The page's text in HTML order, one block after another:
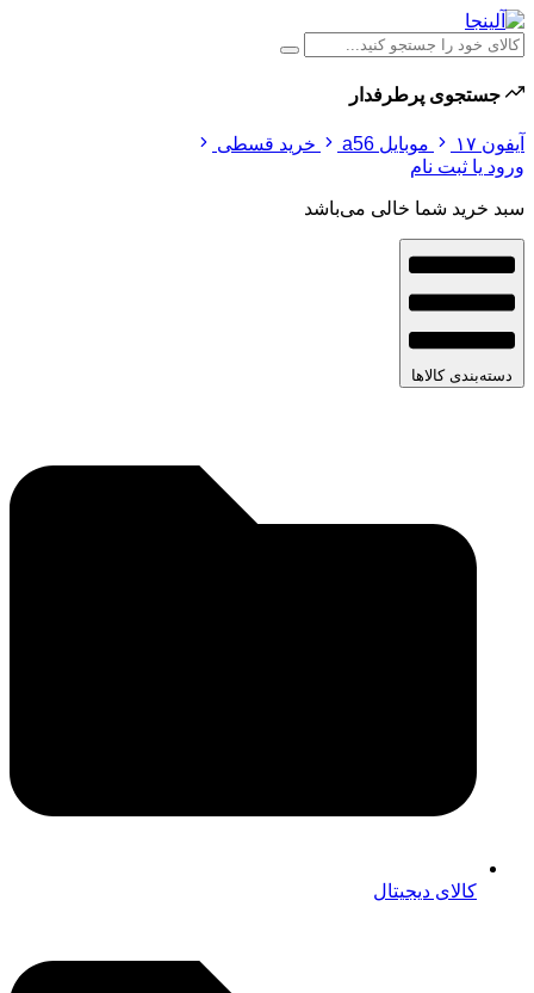
جستجوی پرطرفدار
آیفون ۱۷ موبایل a56
خرید قسطی
ورود یا ثبت نام
سبد خرید شما خالی می‌باشد
دسته‌بندی کالاها
کالای دیجیتال